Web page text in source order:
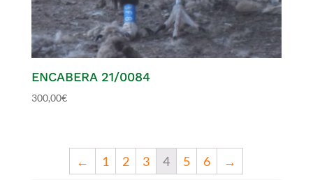
ENCABERA 21/0084
300,00€
← 1 2 3 4 5 6 →